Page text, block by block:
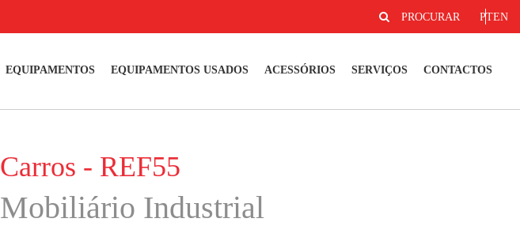
EN
PT
PROCURAR
EQUIPAMENTOS EQUIPAMENTOS USADOS ACESSÓRIOS SERVIÇOS CONTACTOS
Carros - REF55
Mobiliário Industrial